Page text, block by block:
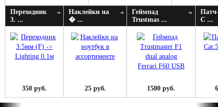
Переходник
3. ...
350 руб.
Наклейки на
� ...
25 руб.
Геймпад
Trustmas ...
1500 руб.
C ...